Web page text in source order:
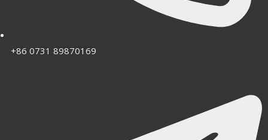
+86 0731 89870169